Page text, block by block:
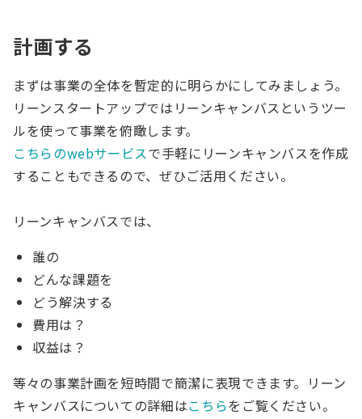
計画する
まずは事業の全体を暫定的に明らかにしてみましょう。
リーンスタートアップではリーンキャンバスというツー
ルを使って事業を俯瞰します。
こちらのwebサービスで手軽にリーンキャンバスを作成
することもできるので、ぜひご活用ください。
リーンキャンバスでは、
誰の
どんな課題を
どう解決する
費用は？
収益は？
等々の事業計画を短時間で簡潔に表現できます。リーン
キャンバスについての詳細はこちらをご覧ください。